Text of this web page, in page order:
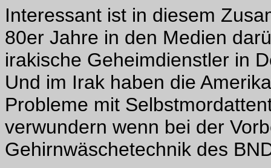
Interessant ist in diesem
80er Jahre in den Medien
irakische Geheimdienstler in
Und im Irak haben die
Probleme mit
verwundern wenn bei der
Gehirnwäschetechnik des